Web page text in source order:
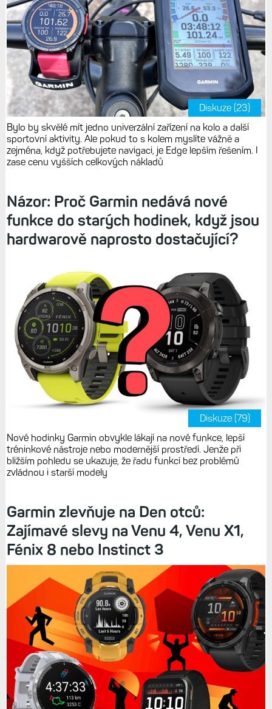
Diskuze (23)
Bylo by skvělé mít jedno univerzální zařízení na kolo a další
sportovní aktivity. Ale pokud to s kolem myslíte vážně a
zejména, když potřebujete navigaci, je Edge lepším řešením. I
zase cenu vyšších celkových nákladů
Názor: Proč Garmin nedává nové
funkce do starých hodinek, když jsou
hardwarově naprosto dostačující?
Diskuze (79)
Nové hodinky Garmin obvykle lákají na nové funkce, lepší
tréninkové nástroje nebo modernější prostředí. Jenže při
bližším pohledu se ukazuje, že řadu funkcí bez problémů
zvládnou i starší modely
Garmin zlevňuje na Den otců:
Zajímavé slevy na Venu 4, Venu X1,
Fénix 8 nebo Instinct 3